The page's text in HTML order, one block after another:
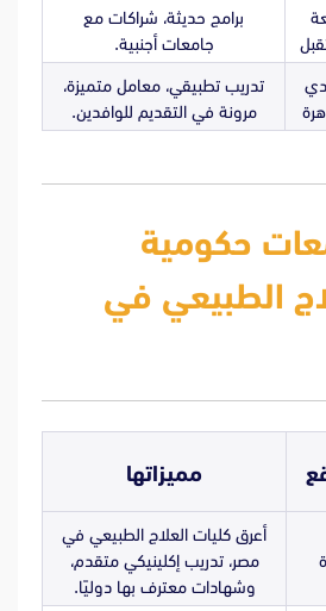
برامج حديثة، شراكات مع
جامعات أجنبية.
تدريب تطبيقي، معامل متميزة،
مرونة في التقديم للوافدين.
5 جامعات حكومية
الطبيعي في
مميزاتها
أعرق كليات العلاج الطبيعي في
مصر، تدريب إكلينيكي متقدم،
وشهادات معترف بها دوليًا.